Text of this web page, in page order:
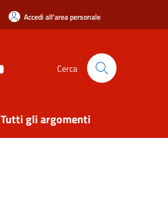
Accedi all'area personale
Cerca
Tutti gli argomenti